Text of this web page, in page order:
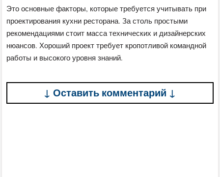
Это основные факторы, которые требуется учитывать при
проектирования кухни ресторана. За столь простыми
рекомендациями стоит масса технических и дизайнерских
нюансов. Хороший проект требует кропотливой командной
работы и высокого уровня знаний.
↓ Оставить комментарий ↓